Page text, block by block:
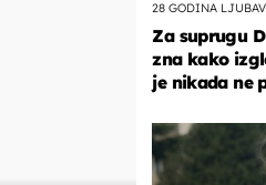
28 GODINA
Za suprugu
zna kako
je nikada ne